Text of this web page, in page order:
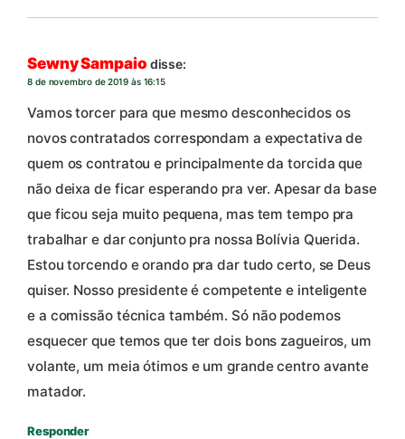
Sewny Sampaio disse:
8 de novembro de 2019 às 16:15
Vamos torcer para que mesmo desconhecidos os
novos contratados correspondam a expectativa de
quem os contratou e principalmente da torcida que
não deixa de ficar esperando pra ver. Apesar da base
que ficou seja muito pequena, mas tem tempo pra
trabalhar e dar conjunto pra nossa Bolívia Querida.
Estou torcendo e orando pra dar tudo certo, se Deus
quiser. Nosso presidente é competente e inteligente
e a comissão técnica também. Só não podemos
esquecer que temos que ter dois bons zagueiros, um
volante, um meia ótimos e um grande centro avante
matador.
Responder